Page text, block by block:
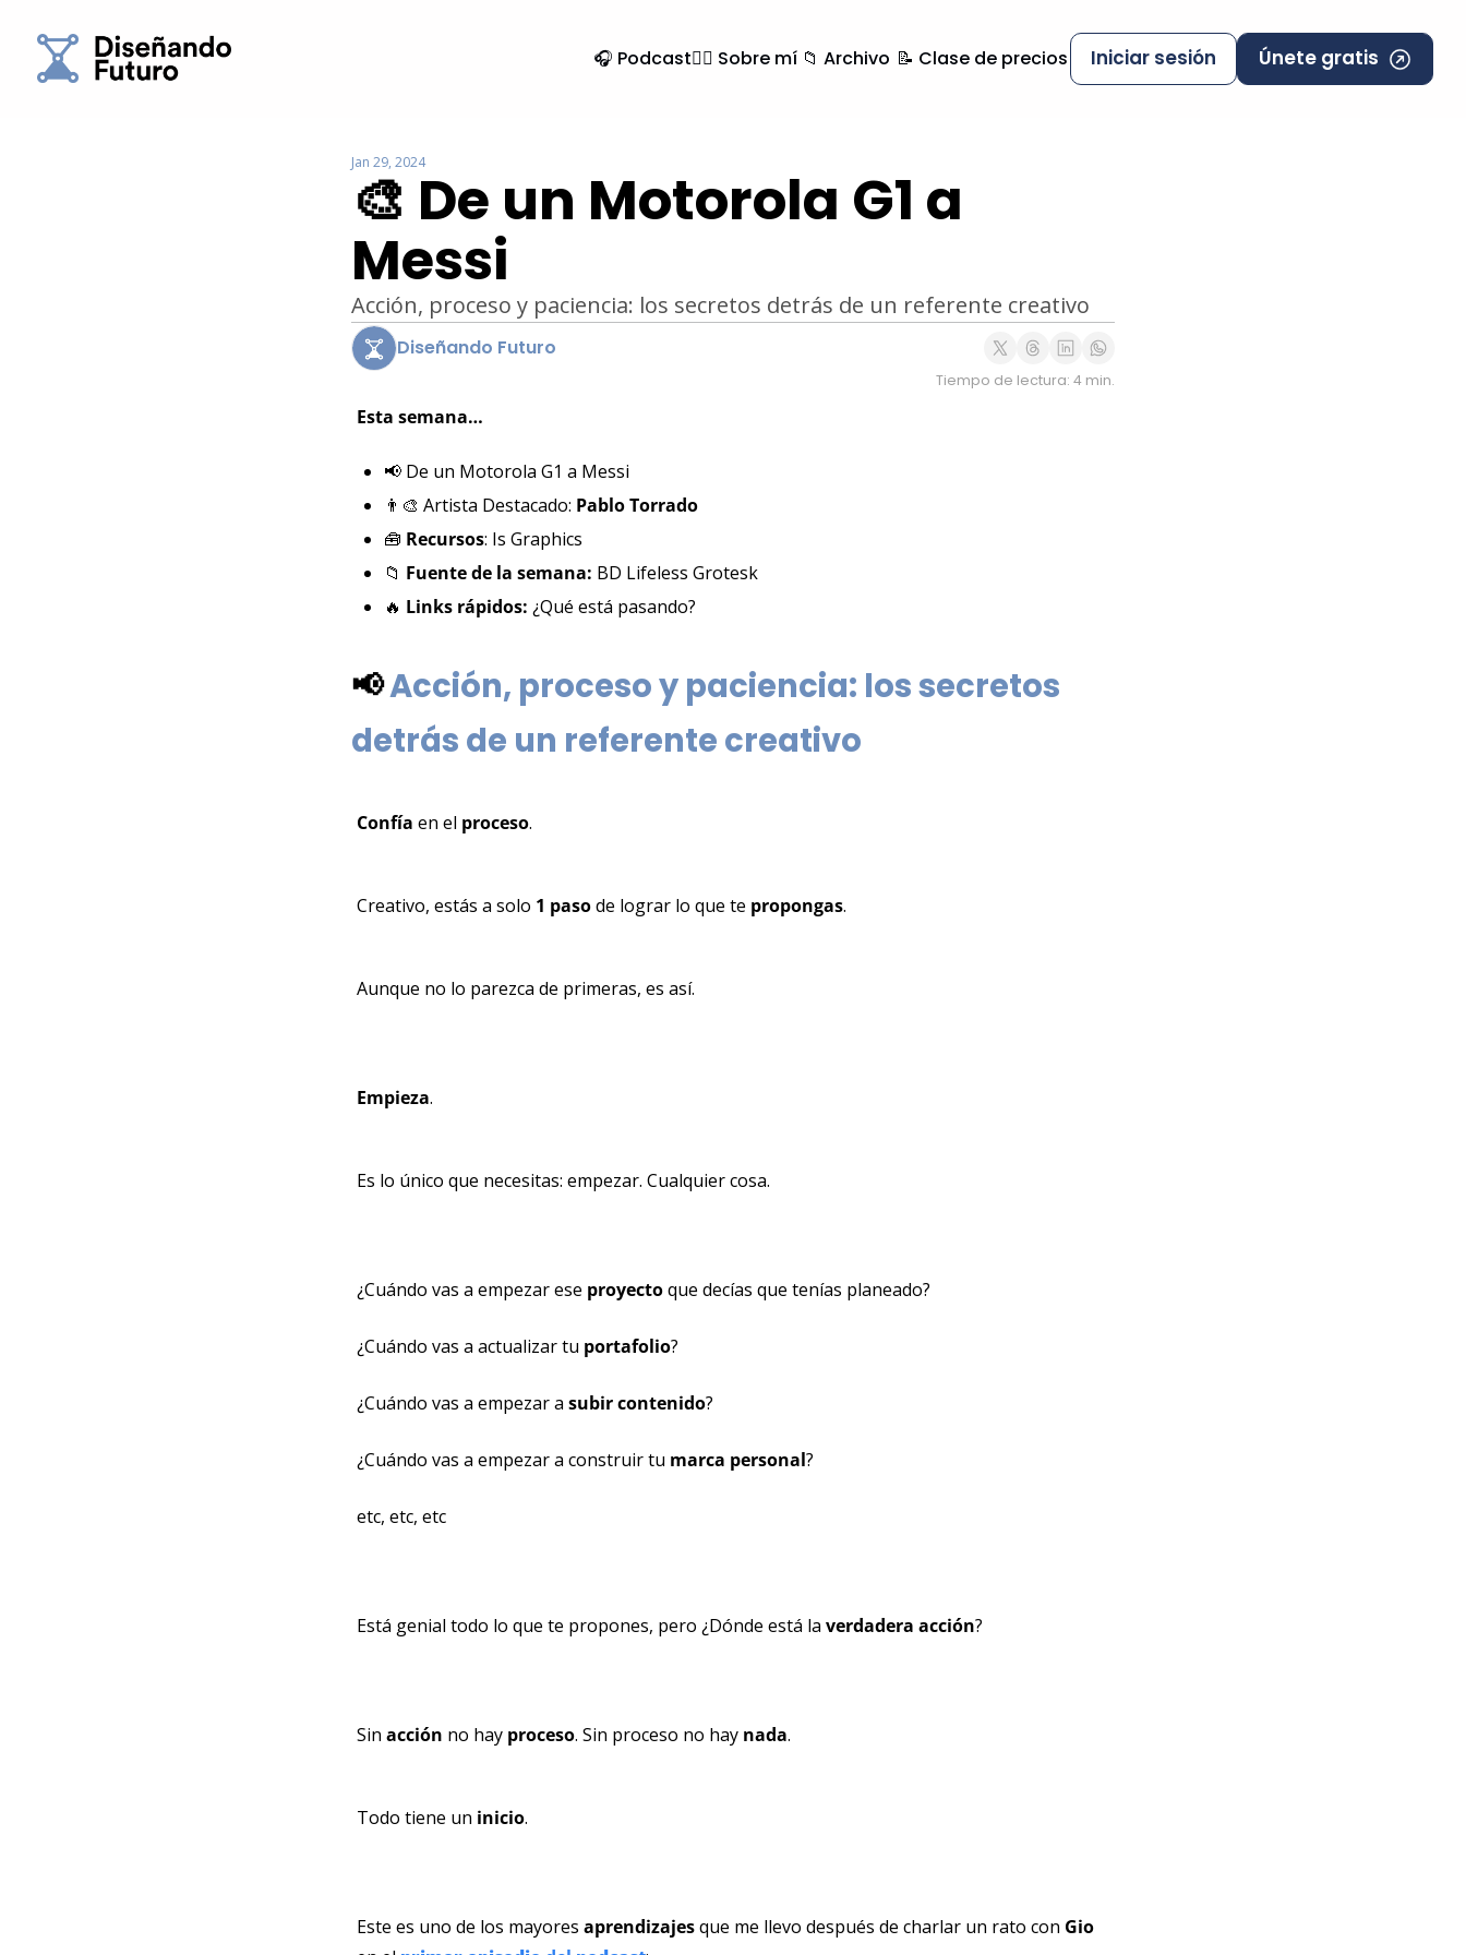
🎧 Podcast🙍‍♂️ Sobre mí 📁 Archivo 📝 Clase de precios Iniciar sesión Únete gratis
Jan 29, 2024
🎨 De un Motorola G1 a
Messi
Acción, proceso y paciencia: los secretos detrás de un referente creativo
Diseñando Futuro
Tiempo de lectura: 4 min.
Esta semana…
📢 De un Motorola G1 a Messi
👨‍🎨 Artista Destacado: Pablo Torrado
🧰 Recursos: Is Graphics
📁 Fuente de la semana: BD Lifeless Grotesk
🔥 Links rápidos: ¿Qué está pasando?
📢Acción, proceso y paciencia: los secretos
detrás de un referente creativo
Confía en el proceso.
Creativo, estás a solo 1 paso de lograr lo que te propongas.
Aunque no lo parezca de primeras, es así.
Empieza.
Es lo único que necesitas: empezar. Cualquier cosa.
¿Cuándo vas a empezar ese proyecto que decías que tenías planeado?
¿Cuándo vas a actualizar tu portafolio?
¿Cuándo vas a empezar a subir contenido?
¿Cuándo vas a empezar a construir tu marca personal?
etc, etc, etc
Está genial todo lo que te propones, pero ¿Dónde está la verdadera acción?
Sin acción no hay proceso. Sin proceso no hay nada.
Todo tiene un inicio.
Este es uno de los mayores aprendizajes que me llevo después de charlar un rato con